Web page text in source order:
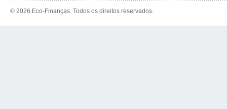
© 2026 Eco-Finanças. Todos os direitos reservados.